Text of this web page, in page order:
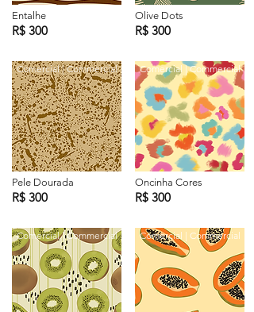
Entalhe
R$ 300
Comercial | Commercial
Pele Dourada
R$ 300
Comercial | Commercial
Olive Dots
R$ 300
Comercial | Commercial
Oncinha Cores
R$ 300
Comercial | Commercial